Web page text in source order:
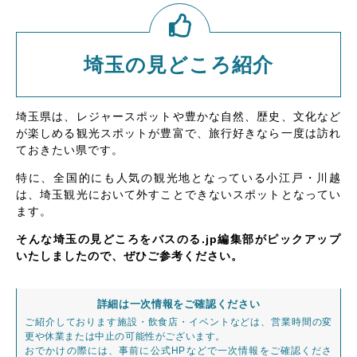
埼玉の見どころ紹介
埼玉県は、レジャースポットや豊かな自然、歴史、文化など
が楽しめる観光スポットが豊富で、旅行好きなら一度は訪れ
ておきたい県です。
特に、全国的にも人気の観光地となっている小江戸・川越
は、埼玉観光において外すことできないスポットとなってい
ます。
そんな埼玉の見どころをバスのる.jp編集部がピックアップ
いたしましたので、ぜひご参考ください。
詳細は一次情報をご確認ください
ご紹介しております施設・飲食店・イベントなどは、営業時間の変
更や休業または中止の可能性がございます。
おでかけの際には、事前に公式HPなどで一次情報をご確認くださ